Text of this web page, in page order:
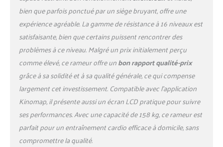
bien que parfois ponctué par un siège bruyant, offre une
expérience agréable. La gamme de résistance à 16 niveaux est
satisfaisante, bien que certains puissent rencontrer des
problèmes à ce niveau. Malgré un prix initialement perçu
comme élevé, ce rameur offre unbon rapport qualité-prix
grâce à sa solidité et à sa qualité générale, ce qui compense
largement cet investissement. Compatible avec l’application
Kinomap, il présente aussi un écran LCD pratique pour suivre
ses performances. Avec une capacité de 158 kg, ce rameur est
parfait pour un entraînement cardio efficace à domicile, sans
compromettre la qualité.